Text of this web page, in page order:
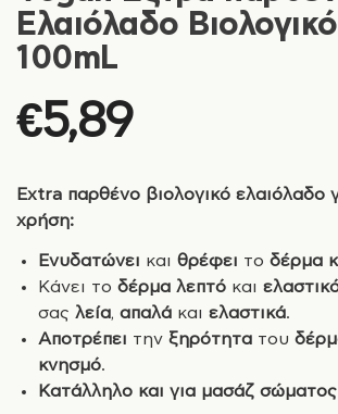
Ελαιόλαδο
100mL
€5,89
Extra παρθένο βιολογικό ελαιόλαδο
χρήση:
Ενυδατώνει και θρέφει το δέρμα
Κάνει το δέρμα λεπτό και
σας λεία, απαλά και ελαστικά.
Αποτρέπει την ξηρότητα του
κνησμό.
Κατάλληλο και για μασάζ